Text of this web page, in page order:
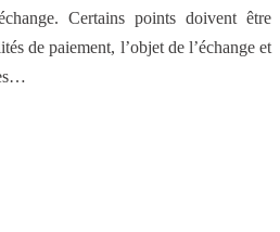
Certains points doivent être
de paiement, l’objet de l’échange et